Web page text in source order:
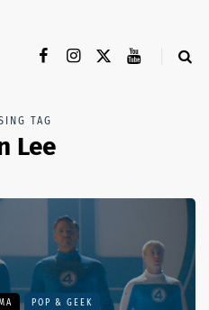
TAG
Lee
POP & GEEK